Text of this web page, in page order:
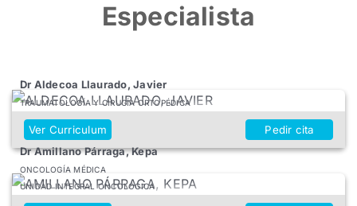
Especialista
Dr Aldecoa Llaurado, Javier
TRAUMATOLOGÍA Y CIRUGÍA ORTOPÉDICA
Ver Curriculum
Pedir cita
Dr Amillano Párraga, Kepa
ONCOLOGÍA MÉDICA
UNIDAD INTEGRAL ONCOLÓGICA